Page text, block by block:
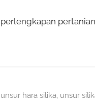
unsur hara silika, unsur